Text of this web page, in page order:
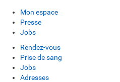
Mon espace
Presse
Jobs
Rendez-vous
Prise de sang
Jobs
Adresses